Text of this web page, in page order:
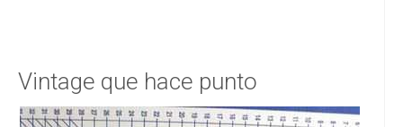
Vintage que hace punto